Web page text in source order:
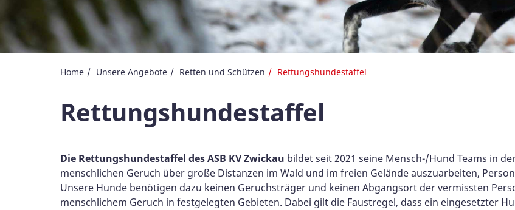
Home Unsere Angebote Retten und Schützen Rettungshundestaffel
Rettungshundestaffel
Die Rettungshundestaffel des ASB KV Zwickau bildet seit 2021 seine Mensch-/Hund Teams in
menschlichen Geruch über große Distanzen im Wald und im freien Gelände auszuarbeiten,
Unsere Hunde benötigen dazu keinen Geruchsträger und keinen Abgangsort der vermissten
menschlichem Geruch in festgelegten Gebieten. Dabei gilt die Faustregel, dass ein eingesetzter